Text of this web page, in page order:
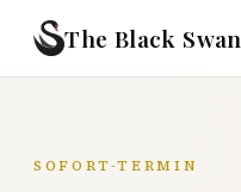
The Black Swan
SOFORT-TERMIN